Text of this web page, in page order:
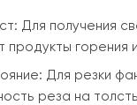
Для получения
продукты горения
Для резки
реза на